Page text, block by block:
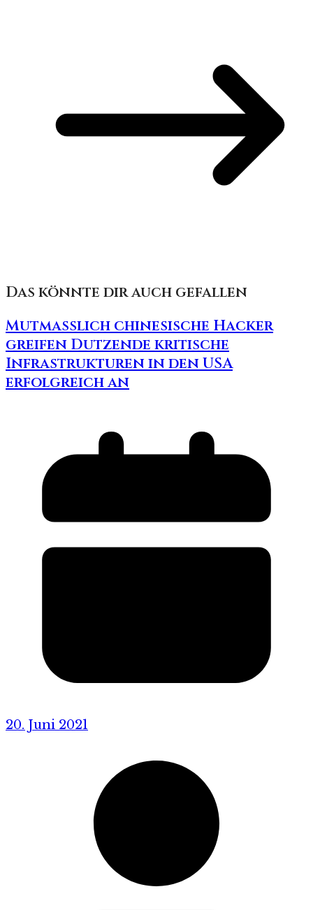
Das könnte dir auch gefallen
Mutmasslich chinesische Hacker
greifen Dutzende kritische
Infrastrukturen in den USA
erfolgreich an
20. Juni 2021